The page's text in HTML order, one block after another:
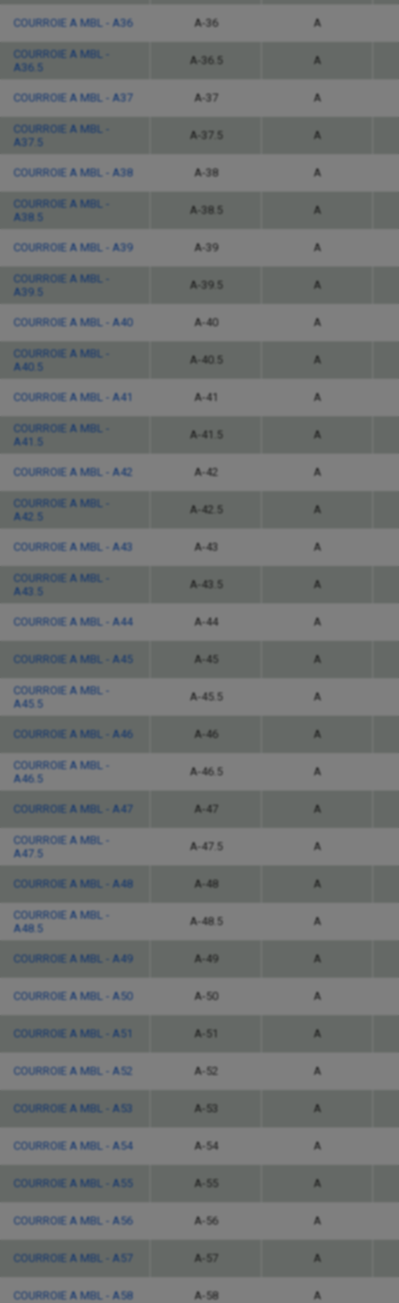
COURROIE A MBL - A36 A-36 A
COURROIE A MBL -
A36.5
A-36.5 A
COURROIE A MBL - A37 A-37 A
COURROIE A MBL -
A37.5
A-37.5 A
COURROIE A MBL - A38 A-38 A
COURROIE A MBL -
A38.5
A-38.5 A
COURROIE A MBL - A39 A-39 A
COURROIE A MBL -
A39.5
A-39.5 A
COURROIE A MBL - A40 A-40 A
COURROIE A MBL -
A40.5
A-40.5 A
COURROIE A MBL - A41 A-41 A
COURROIE A MBL -
A41.5
A-41.5 A
COURROIE A MBL - A42 A-42 A
COURROIE A MBL -
A42.5
A-42.5 A
COURROIE A MBL - A43 A-43 A
COURROIE A MBL -
A43.5
A-43.5 A
COURROIE A MBL - A44 A-44 A
COURROIE A MBL - A45 A-45 A
COURROIE A MBL -
A45.5
A-45.5 A
COURROIE A MBL - A46 A-46 A
COURROIE A MBL -
A46.5
A-46.5 A
COURROIE A MBL - A47 A-47 A
COURROIE A MBL -
A47.5
A-47.5 A
COURROIE A MBL - A48 A-48 A
COURROIE A MBL -
A48.5
A-48.5 A
COURROIE A MBL - A49 A-49 A
COURROIE A MBL - A50 A-50 A
COURROIE A MBL - A51 A-51 A
COURROIE A MBL - A52 A-52 A
COURROIE A MBL - A53 A-53 A
COURROIE A MBL - A54 A-54 A
COURROIE A MBL - A55 A-55 A
COURROIE A MBL - A56 A-56 A
COURROIE A MBL - A57 A-57 A
COURROIE A MBL - A58 A-58 A